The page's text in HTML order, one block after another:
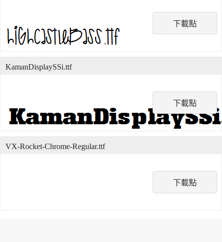
下載點
下載點
KamanDisplaySSi.ttf
下載點
VX-Rocket-Chrome-Regular.ttf